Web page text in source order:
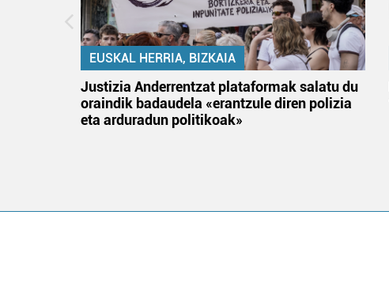
EUSKAL HERRIA, BIZKAIA
Justizia Anderrentzat plataformak salatu du
oraindik badaudela «erantzule diren polizia
eta arduradun politikoak»